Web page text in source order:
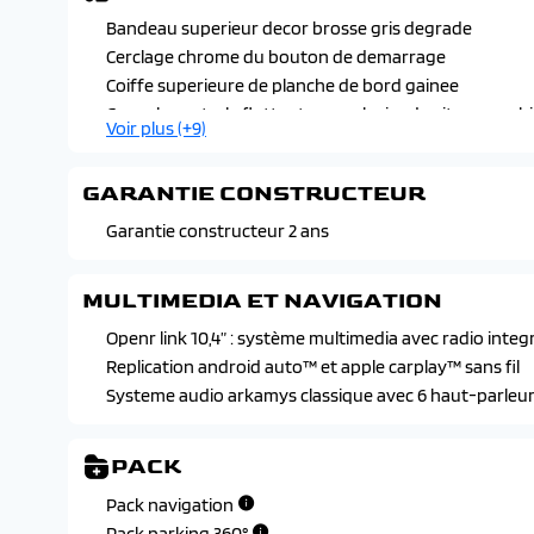
Vitres arriere laterales et lunette arriere surteintees
Volant chauffant
Volant reglable en hauteur et en profondeur
Protections inferieures de porte chrome satin
Retroviseurs exterieurs noir brillant
Skis avant et arriere gris graine
Bandeau superieur decor brosse gris degrade
Cerclage chrome du bouton de demarrage
Coiffe superieure de planche de bord gainee
Console centrale flottante, avec levier de vitesse e-
metallique
Entourage de levier de vitesse chrome satine
Entourages des aerateurs chrome satine
Pommeau de levier de vitesse en textile refined
Sellerie iconic
Volant en textile refined
Voir plus (+9)
GARANTIE CONSTRUCTEUR
Garantie constructeur 2 ans
MULTIMEDIA ET NAVIGATION
Openr link 10,4” : système multimedia avec radio
Replication android auto™ et apple carplay™ sans fil
Systeme audio arkamys classique avec 6 haut-
PACK
Pack navigation